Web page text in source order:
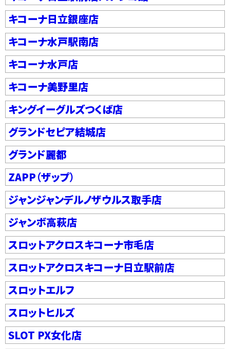
キコーナ日立銀座店
キコーナ水戸駅南店
キコーナ水戸店
キコーナ美野里店
キングイーグルズつくば店
グランドセピア結城店
グランド麗都
ZAPP（ザップ）
ジャンジャンデルノザウルス取手店
ジャンボ高萩店
スロットアクロスキコーナ市毛店
スロットアクロスキコーナ日立駅前店
スロットエルフ
スロットヒルズ
SLOT PX女化店